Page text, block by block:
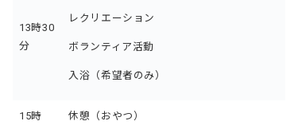
13時30
分
レクリエーション
ボランティア活動
入浴（希望者のみ）
15時 休憩（おやつ）